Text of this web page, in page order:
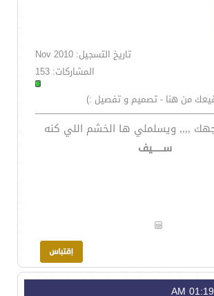
تاريخ التسجيل: Nov 2010
المشاركات: 153
من هنا - تصميم و تفصيل :)
,,,, ويسلملي ها الخشم اللي كنه
ســـــيف